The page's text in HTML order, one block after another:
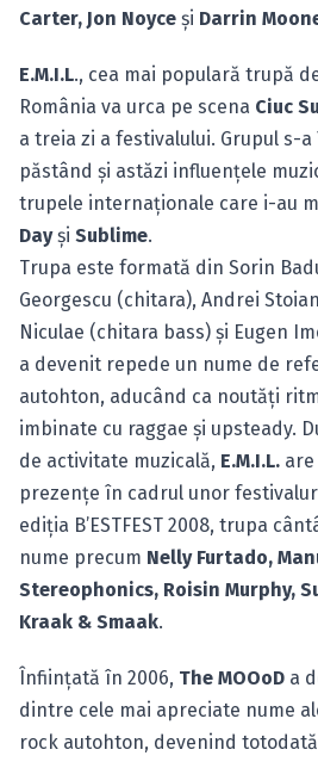
Carter, Jon Noyce şi Darrin
E.M.I.L., cea mai populară trupă
România va urca pe scena Ciuc
a treia zi a festivalului. Grupul s-
păstând şi astăzi influenţele
trupele internaţionale care i-au
Dayşi Sublime.
Trupa este formată din Sorin
Georgescu (chitara), Andrei
Niculae (chitara bass) şi Eugen
a devenit repede un nume de
autohton, aducând ca noutăţi
imbinate cu raggae şi upsteady.
de activitate muzicală, E.M.I.L.
prezenţe în cadrul unor
ediţia B’ESTFEST 2008, trupa
nume precum Nelly Furtado,
Stereophonics, Roisin Murphy,
Kraak & Smaak.
Înfiinţată în 2006, The MOOoD a
dintre cele mai apreciate nume
rock autohton, devenind